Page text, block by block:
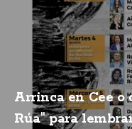
Arrinca en Cee o
Rúa" para